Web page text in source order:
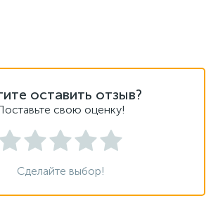
оставить отзыв?
свою оценку!
Сделайте выбор!